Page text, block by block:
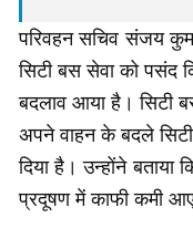
परिवहन सचिव संजय
सिटी बस सेवा को पसंद
बदलाव आया है। सिटी
अपने वाहन के बदले
दिया है। उन्होंने
प्रदूषण में काफी कमी